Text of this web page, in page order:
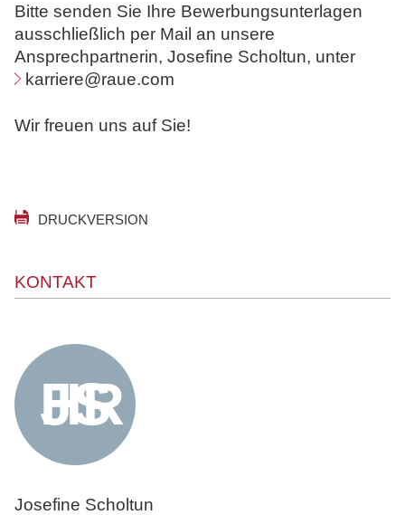
Bitte senden Sie Ihre Bewerbungsunterlagen
ausschließlich per Mail an unsere
Ansprechpartnerin, Josefine Scholtun, unter
karriere@raue.com
Wir freuen uns auf Sie!
DRUCKVERSION
KONTAKT
Josefine Scholtun